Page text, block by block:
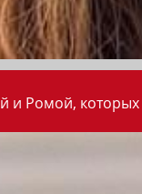
Ромой,